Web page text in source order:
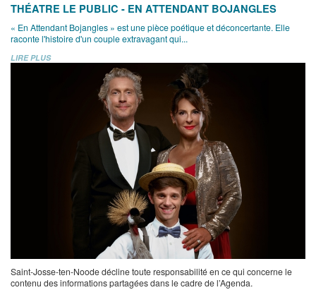
THÉATRE LE PUBLIC - EN ATTENDANT BOJANGLES
« En Attendant Bojangles » est une pièce poétique et déconcertante. Elle
raconte l'histoire d'un couple extravagant qui...
LIRE PLUS
Saint-Josse-ten-Noode décline toute responsabilité en ce qui concerne le
contenu des informations partagées dans le cadre de l’Agenda.